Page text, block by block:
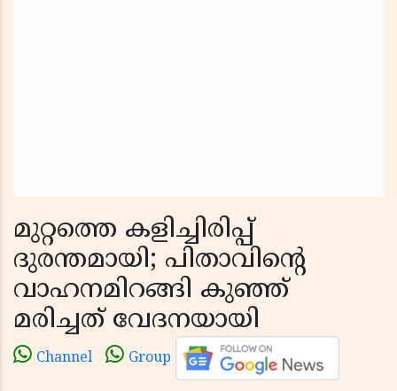
മുറ്റത്തെ കളിച്ചിരിപ്പ്
ദുരന്തമായി; പിതാവിൻ്റെ
വാഹനമിറങ്ങി കുഞ്ഞ്
മരിച്ചത് വേദനയായി
Channel Group